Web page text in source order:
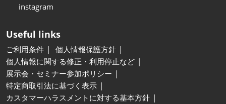
instagram
Useful links
ご利用条件
個人情報保護方針
個人情報に関する修正・利用停止など
展示会・セミナー参加ポリシー
特定商取引法に基づく表示
カスタマーハラスメントに対する基本方針